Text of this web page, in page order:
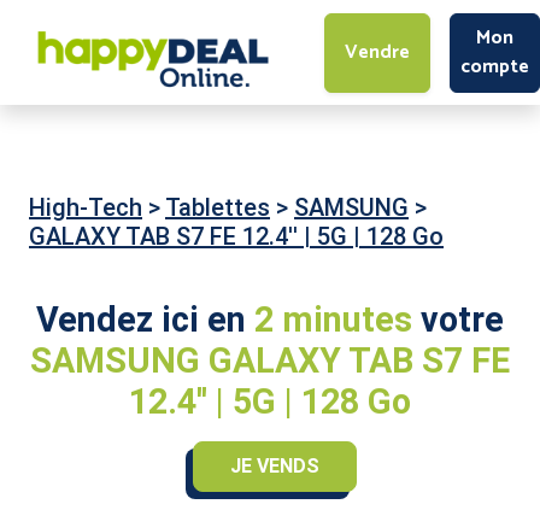
Vendre
Mon
compte
High-Tech > Tablettes > SAMSUNG >
GALAXY TAB S7 FE 12.4'' | 5G | 128 Go
Vendez ici en 2 minutes votre
SAMSUNG GALAXY TAB S7 FE
12.4'' | 5G | 128 Go
JE VENDS